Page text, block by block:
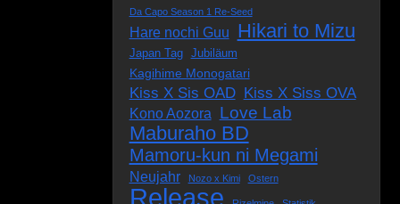
Da Capo Season 1 Re-Seed
Hare nochi Guu Hikari to Mizu
Japan Tag Jubiläum
Kagihime Monogatari
Kiss X Sis OAD Kiss X Siss OVA
Kono Aozora Love Lab
Maburaho BD
Mamoru-kun ni Megami
Neujahr Nozo x Kimi Ostern
Release